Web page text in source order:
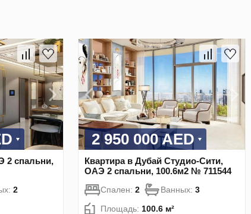
2 спальни,
2
2 950 000 AED
Квартира в Дубай Студио-Сити,
ОАЭ 2 спальни, 100.6м2 № 711544
Спален: 2 Ванных: 3
Площадь: 100.6 м²